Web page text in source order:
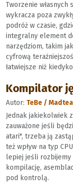
Tworzenie własnych
wykracza poza
podróż w czasie,
integralny element
narzędziom, takim
cyfrową
łatwiejsze niż
Kompilator
Autor: TeBe /
Jednak jakiekolwiek
zauważone jeśli
atari", trzeba ją
też wpływ na typ
lepiej jeśli rozbijemy
kompilację,
pod kontrolą.